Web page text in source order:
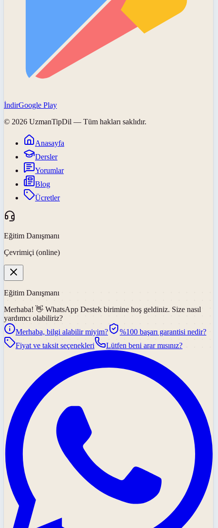
İndirGoogle Play
© 2026 UzmanTipDil — Tüm hakları saklıdır.
Anasayfa
Dersler
Yorumlar
Blog
Ücretler
Eğitim Danışmanı
Çevrimiçi (online)
Eğitim Danışmanı
Merhaba! 👋 WhatsApp Destek birimine hoş geldiniz. Size nasıl
yardımcı olabiliriz?
Merhaba, bilgi alabilir miyim?
%100 başarı garantisi nedir?
Fiyat ve taksit seçenekleri
Lütfen beni arar mısınız?